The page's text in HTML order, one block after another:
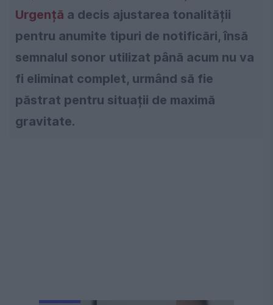
Urgență a decis ajustarea tonalității
pentru anumite tipuri de notificări, însă
semnalul sonor utilizat până acum nu va
fi eliminat complet, urmând să fie
păstrat pentru situații de maximă
gravitate.